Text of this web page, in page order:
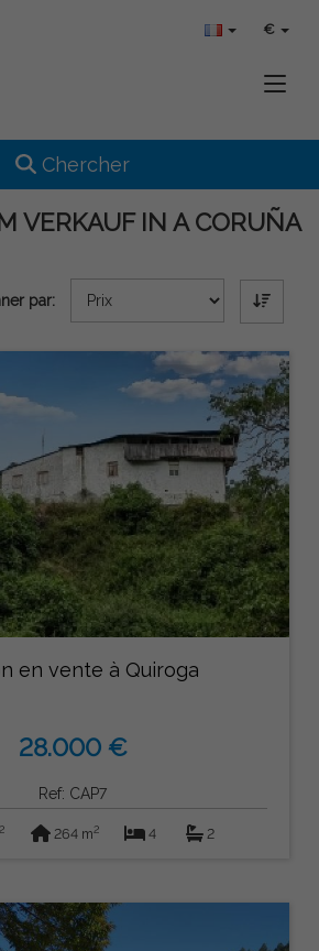
€
Toggle navigation
Chercher
VERKAUF IN A CORUÑA
par:
en vente à Quiroga
28.000 €
Ref: CAP7
2 264 m2 4 2